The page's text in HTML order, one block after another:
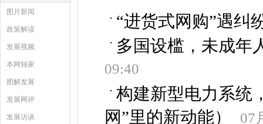
图片新闻
政策解读
发展视频
本网独家
图解发展
发展网评
发展访谈
“进货式网购”遇纠
多国设槛，未成年
09:40
构建新型电力系统
网”里的新动能）
07